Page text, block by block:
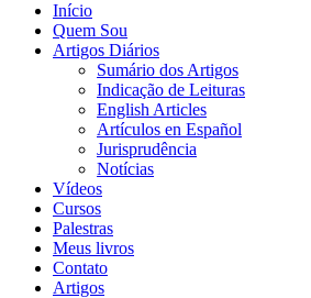
Início
Quem Sou
Artigos Diários
Sumário dos Artigos
Indicação de Leituras
English Articles
Artículos en Español
Jurisprudência
Notícias
Vídeos
Cursos
Palestras
Meus livros
Contato
Artigos